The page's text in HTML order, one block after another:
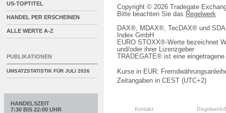
Copyright © 2026 Tradegate
Bitte beachten Sie das Regelwerk
DAX®, MDAX®, TecDAX® und
Index GmbH
EURO STOXX®-Werte bezeichnet
und/oder ihrer Lizenzgeber
TRADEGATE® ist eine
Kurse in EUR;
Zeitangaben in CEST (UTC+2)
Kontakt
US-TOPTITEL
HANDEL PER ERSCHEINEN
ALLE WERTE A-Z
PUBLIKATIONEN
UMSATZSTATISTIK FÜR JULI 2026
HANDELSZEIT
7:30 BIS 22:00 UHR